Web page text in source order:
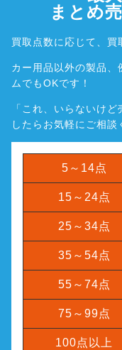
まとめ
買取点数に応じて、買
カー用品以外の製品、
ムでもOKです！
「これ、いらないけ
したら お気軽にご相談
5～14点
15～24点
25～34点
35～54点
55～74点
75～99点
100点以上